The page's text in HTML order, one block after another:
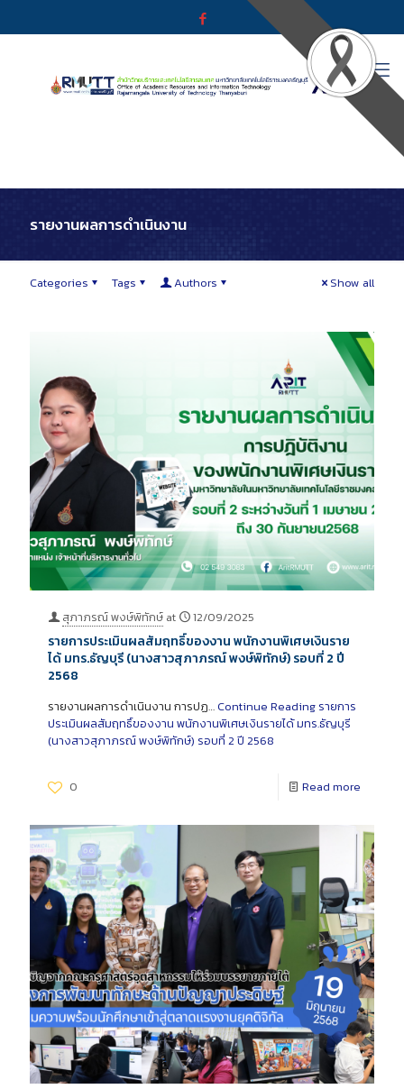
รายงานผลการดำเนินงาน
Categories Tags Authors Show all
สุภาภรณ์ พงษ์พิทักษ์ at 12/09/2025
รายการประเมินผลสัมฤทธิ์ของงาน พนักงานพิเศษเงินราย
ได้ มทร.ธัญบุรี (นางสาวสุภาภรณ์ พงษ์พิทักษ์) รอบที่ 2 ปี
2568
รายงานผลการดำเนินงาน การปฏ… Continue Reading รายการ
ประเมินผลสัมฤทธิ์ของงาน พนักงานพิเศษเงินรายได้ มทร.ธัญบุรี
(นางสาวสุภาภรณ์ พงษ์พิทักษ์) รอบที่ 2 ปี 2568
0 Read more